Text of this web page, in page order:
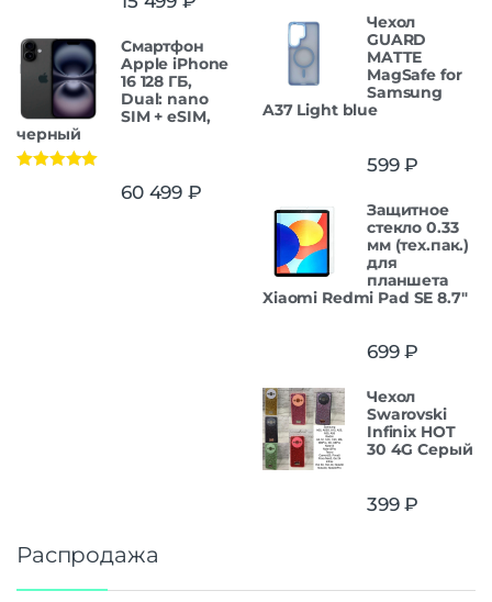
Смартфон
Apple iPhone
16 128 ГБ,
Dual: nano
SIM + eSIM,
черный
60 499 ₽
Чехол
GUARD
MATTE
MagSafe for
Samsung
A37 Light blue
599₽
Защитное
стекло 0.33
мм (тех.пак.)
для
планшета
Xiaomi Redmi Pad SE 8.7"
699₽
Чехол
Swarovski
Infinix HOT
30 4G Серый
399₽
Распродажа